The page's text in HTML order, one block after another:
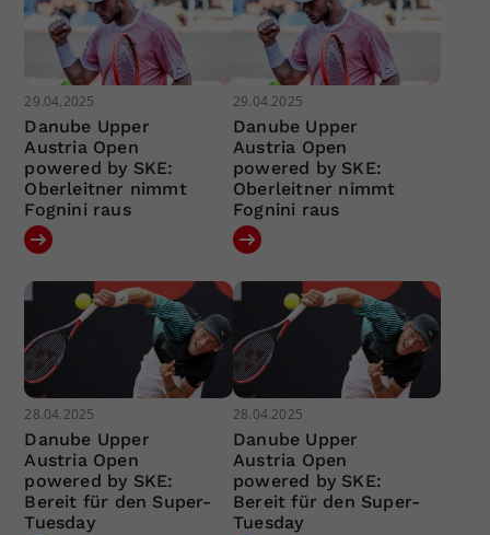
29.04.2025
Danube Upper
Austria Open
powered by SKE:
Oberleitner nimmt
Fognini raus
29.04.2025
Danube Upper
Austria Open
powered by SKE:
Oberleitner nimmt
Fognini raus
28.04.2025
Danube Upper
Austria Open
powered by SKE:
Bereit für den Super-
Tuesday
28.04.2025
Danube Upper
Austria Open
powered by SKE:
Bereit für den Super-
Tuesday